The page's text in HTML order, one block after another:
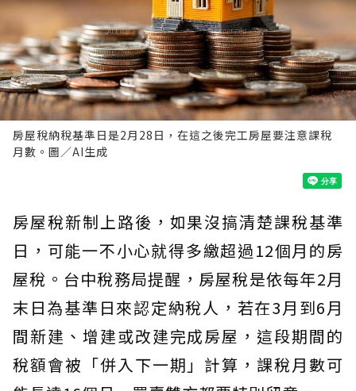
房屋稅納稅基準日是2月28日，在這之後完工房屋要注意課稅
月數。圖／AI生成
房屋稅新制上路後，如果沒搞清楚課稅基準
日，可能一不小心就得多繳超過12個月的房
屋稅。台中稅務局提醒，房屋稅是依每年2月
末日為基準日來認定納稅人，若在3月到6月
間新建、增建或改建完成房屋，這段期間的
稅額會被「併入下一期」計算，課稅月數可